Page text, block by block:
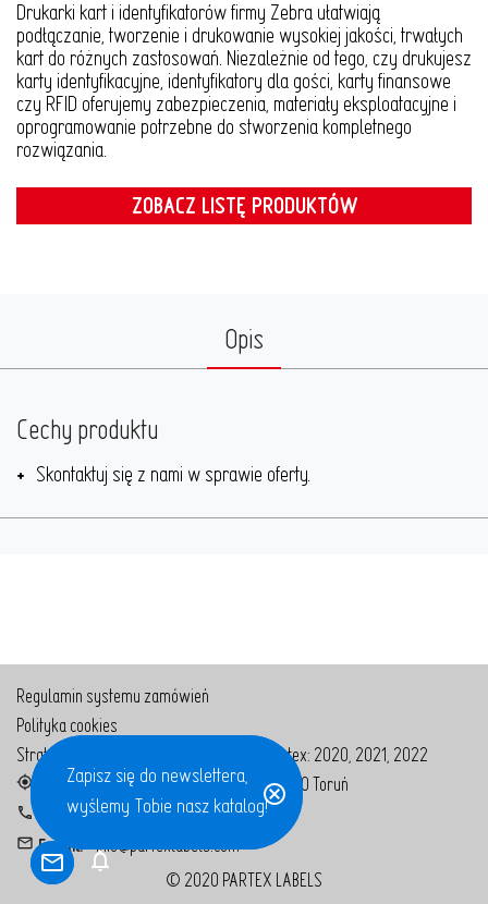
Drukarki kart i identyfikatorów firmy Zebra ułatwiają
podłączanie, tworzenie i drukowanie wysokiej jakości, trwałych
kart do różnych zastosowań. Niezależnie od tego, czy drukujesz
karty identyfikacyjne, identyfikatory dla gości, karty finansowe
czy RFID oferujemy zabezpieczenia, materiały eksploatacyjne i
oprogramowanie potrzebne do stworzenia kompletnego
rozwiązania.
ZOBACZ LISTĘ PRODUKTÓW
Opis
Cechy produktu
Skontaktuj się z nami w sprawie oferty.
Zapisz się do newslettera!
Zgarnij prezent 🎁
notifications
Zapisz się do newslettera,
wyślemy Tobie nasz katalog!
Regulamin systemu zamówień
Polityka cookies
Strategia podatkowa grupy kapitałowej Partex: 2020 2021 2022
Adr.: Bolesława Chrobrego 129, 87-100 Toruń
+48 56 650 65 40
E-mail:
© 2020 PARTEX LABELS